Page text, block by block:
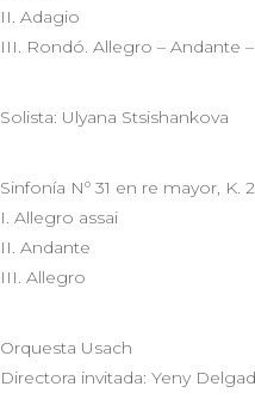
II. Adagio
III. Rondó. Allegro – Andante
Solista: Ulyana Stsishankova
Sinfonía Nº 31 en re mayor, K.
I. Allegro assai
II. Andante
III. Allegro
Orquesta Usach
Directora invitada: Yeny